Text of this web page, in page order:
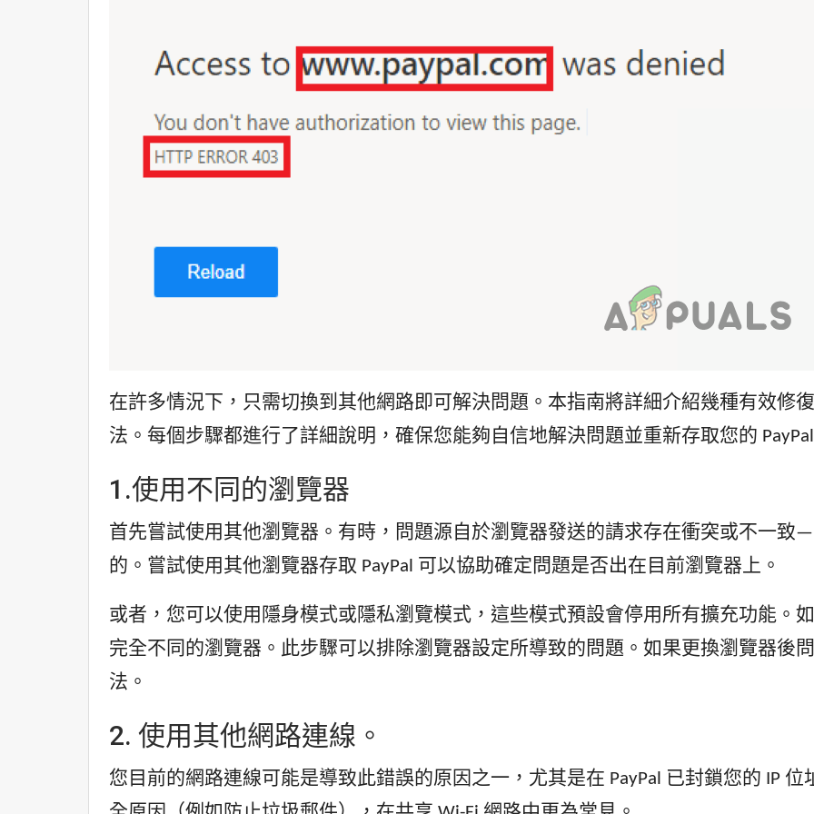
在許多情況下，只需切換到其他網路即可解決問題。本指南將詳細介紹幾種有效修復
法。每個步驟都進行了詳細說明，確保您能夠自信地解決問題並重新存取您的
1.使用不同的瀏覽器
首先嘗試使用其他瀏覽器。有時，問題源自於瀏覽器發送的請求存在衝突或不一
的。嘗試使用其他瀏覽器存取 PayPal 可以協助確定問題是否出在目前瀏覽器上。
或者，您可以使用隱身模式或隱私瀏覽模式，這些模式預設會停用所有擴充功能。
完全不同的瀏覽器。此步驟可以排除瀏覽器設定所導致的問題。如果更換瀏覽器後
法。
2. 使用其他網路連線。
您目前的網路連線可能是導致此錯誤的原因之一，尤其是在 PayPal 已封鎖您的 IP